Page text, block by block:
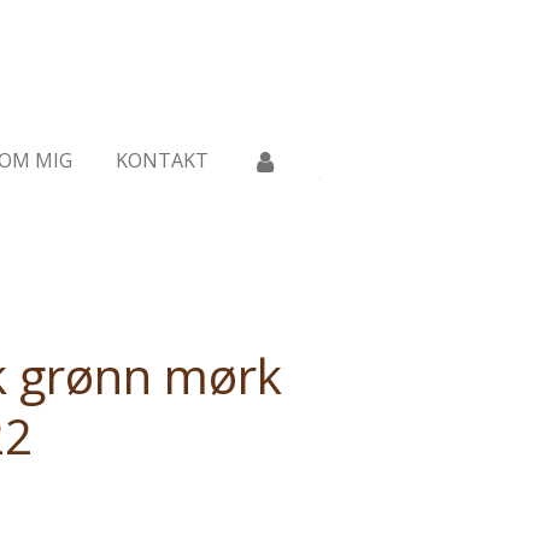
MIG KONTAKT
grønn mørk